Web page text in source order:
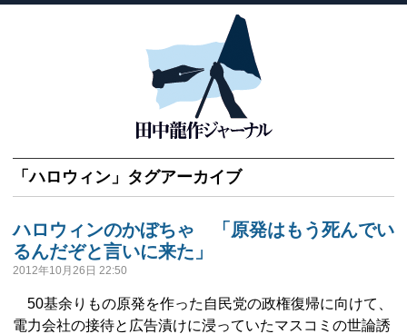
「ハロウィン 」タグアーカイブ
ハロウィンのかぼちゃ 「原発はもう死んでい
るんだぞと言いに来た」
2012年10月26日 22:50
50基余りもの原発を作った自民党の政権復帰に向けて、
電力会社の接待と広告漬けに浸っていたマスコミの世論誘